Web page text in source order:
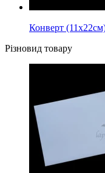
Конверт
Різновид товару